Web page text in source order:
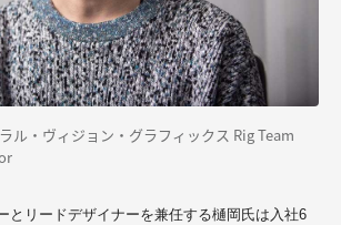
ル・ヴィジョン・グラフィックス Rig Team
とリードデザイナーを兼任する樋岡氏は入社6